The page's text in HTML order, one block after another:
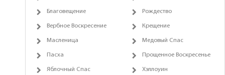
Благовещение Рождество
Вербное Воскресение Крещение
Масленица Медовый Спас
Пасха Прощенное Воскресенье
Яблочный Спас Хэллоуин